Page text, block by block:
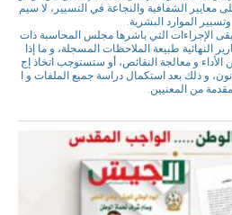
الشفافية والنجاعة في التسيير، لا سيم
الموارد البشرية.
الإجراءات التي باشرها مجلس المحاسبة ذات
النهائية طبيعة الملاحظات المسجلة، و ما إذا
و معالجة النقائص، أو ستستوجب اتخاذ إج
و ذلك بعد استكمال دراسة جميع الملفات و ا
من المعنيين.